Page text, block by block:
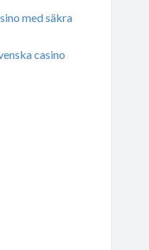
med säkra
casino